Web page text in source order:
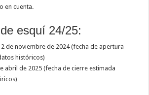
en cuenta.
esquí 24/25:
2 de noviembre de 2024 (fecha de apertura
históricos)
abril de 2025 (fecha de cierre estimada